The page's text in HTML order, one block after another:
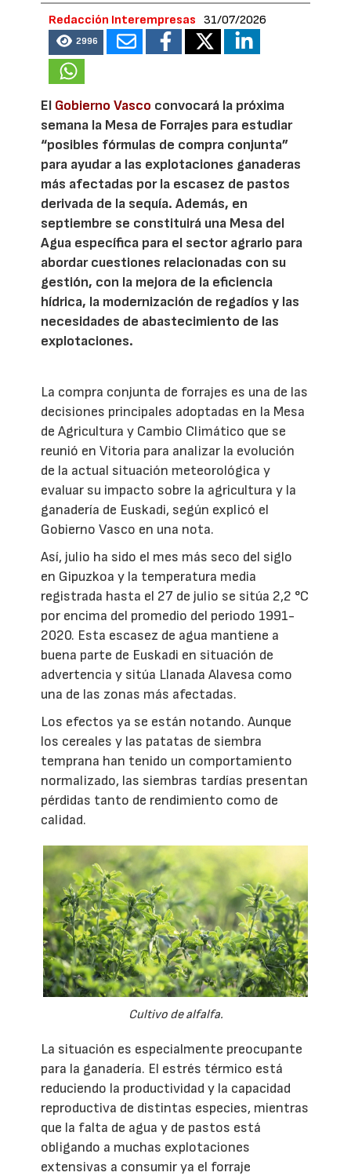
Redacción Interempresas 31/07/2026
2996
El Gobierno Vasco convocará la próxima
semana la Mesa de Forrajes para estudiar
“posibles fórmulas de compra conjunta”
para ayudar a las explotaciones ganaderas
más afectadas por la escasez de pastos
derivada de la sequía. Además, en
septiembre se constituirá una Mesa del
Agua específica para el sector agrario para
abordar cuestiones relacionadas con su
gestión, con la mejora de la eficiencia
hídrica, la modernización de regadíos y las
necesidades de abastecimiento de las
explotaciones.
La compra conjunta de forrajes es una de las
decisiones principales adoptadas en la Mesa
de Agricultura y Cambio Climático que se
reunió en Vitoria para analizar la evolución
de la actual situación meteorológica y
evaluar su impacto sobre la agricultura y la
ganadería de Euskadi, según explicó el
Gobierno Vasco en una nota.
Así, julio ha sido el mes más seco del siglo
en Gipuzkoa y la temperatura media
registrada hasta el 27 de julio se sitúa 2,2 °C
por encima del promedio del periodo 1991-
2020. Esta escasez de agua mantiene a
buena parte de Euskadi en situación de
advertencia y sitúa Llanada Alavesa como
una de las zonas más afectadas.
Los efectos ya se están notando. Aunque
los cereales y las patatas de siembra
temprana han tenido un comportamiento
normalizado, las siembras tardías presentan
pérdidas tanto de rendimiento como de
calidad.
Cultivo de alfalfa.
La situación es especialmente preocupante
para la ganadería. El estrés térmico está
reduciendo la productividad y la capacidad
reproductiva de distintas especies, mientras
que la falta de agua y de pastos está
obligando a muchas explotaciones
extensivas a consumir ya el forraje